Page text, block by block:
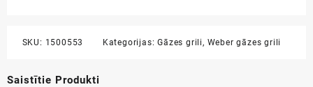
SKU: 1500553 Kategorijas:Gāzes grili, Weber gāzes grili
Saistītie Produkti